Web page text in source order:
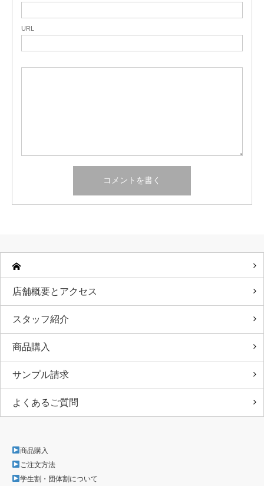
URL
店舗概要とアクセス
スタッフ紹介
商品購入
サンプル請求
よくあるご質問
商品購入
ご注文方法
学生割・団体割について